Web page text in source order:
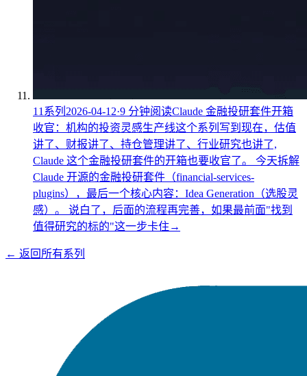
11 系列 2026-04-12·9 分钟阅读Claude 金融投研套件开箱
收官：机构的投资灵感生产线这个系列写到现在，估值
讲了、财报讲了、持仓管理讲了、行业研究也讲了,
Claude 这个金融投研套件的开箱也要收官了。 今天拆解
Claude 开源的金融投研套件（financial-services-
plugins），最后一个核心内容：Idea Generation（选股灵
感）。 说白了，后面的流程再完善，如果最前面"找到
值得研究的标的"这一步卡住→
← 返回所有系列